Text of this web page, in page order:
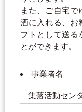
また、ご自宅で
酒に入れる、お
フトとして送る
とができます。
事業者名
集落活動セン